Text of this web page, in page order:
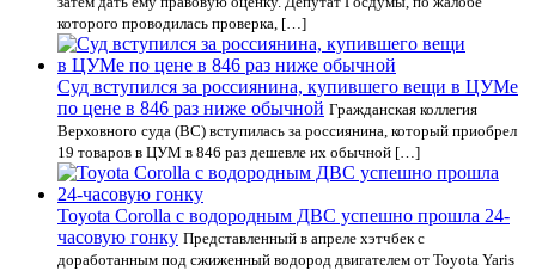
которого проводилась проверка, […]
Суд вступился за россиянина, купившего вещи в ЦУМе
по цене в 846 раз ниже обычной Гражданская коллегия
Верховного суда (ВС) вступилась за россиянина, который приобрел
19 товаров в ЦУМ в 846 раз дешевле их обычной […]
Toyota Corolla с водородным ДВС успешно прошла 24-
часовую гонку Представленный в апреле хэтчбек с
доработанным под сжиженный водород двигателем от Toyota Yaris